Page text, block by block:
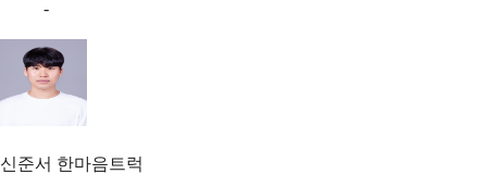
-
신준서 한마음트럭